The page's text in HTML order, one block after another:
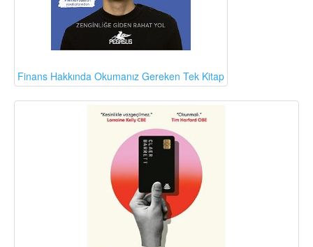
Finans Hakkında Okumanız Gereken Tek Kitap